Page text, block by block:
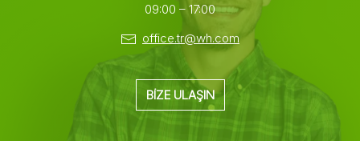
09:00 – 17:00
office.tr@wh.com
BIZE ULAŞIN